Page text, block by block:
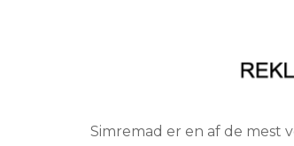
Simremad er en af de mest